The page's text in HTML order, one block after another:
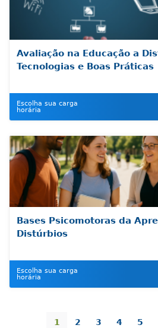
Avaliação na Educação a
Tecnologias e Boas Práticas
Escolha sua carga
horária
Bases Psicomotoras da
Distúrbios
Escolha sua carga
horária
1 2 3 4 5